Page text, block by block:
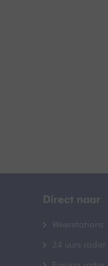
Direct naar
Weerstations
24 uurs radar